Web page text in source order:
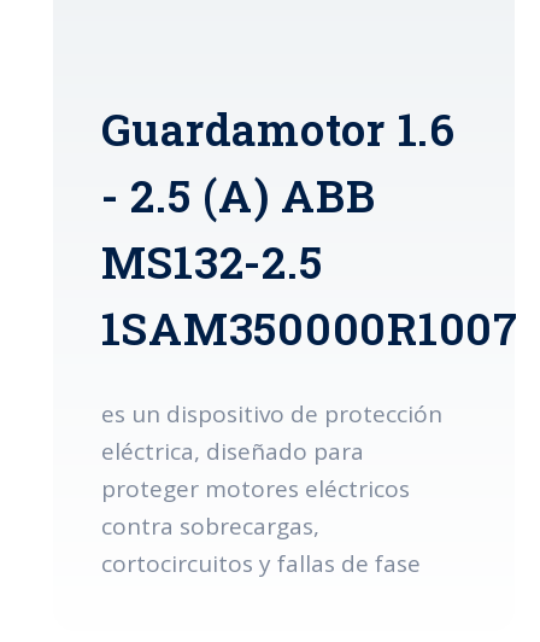
Guardamotor 1.6
- 2.5 (A) ABB
MS132-2.5
1SAM350000R1007
es un dispositivo de protección
eléctrica, diseñado para
proteger motores eléctricos
contra sobrecargas,
cortocircuitos y fallas de fase